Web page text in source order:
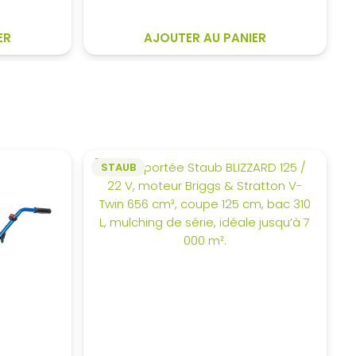
1
699,00€.
1
399,20€.
AJOUTER AU PANIER
STAUB